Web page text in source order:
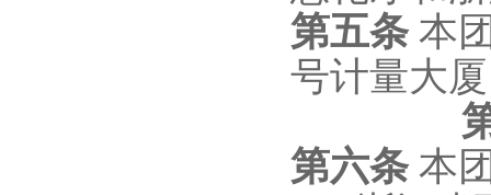
第五条 本
号计量大
第六条 本